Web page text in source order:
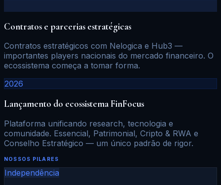
Contratos e parcerias estratégicas
Contratos estratégicos com Nelogica e Hub3 —
importantes players nacionais do mercado financeiro. O
ecossistema começa a tomar forma.
2026
Lançamento do ecossistema FinFocus
Plataforma unificando research, tecnologia e
comunidade. Essencial, Patrimonial, Cripto & RWA e
Conselho Estratégico — um único padrão de rigor.
NOSSOS PILARES
Independência